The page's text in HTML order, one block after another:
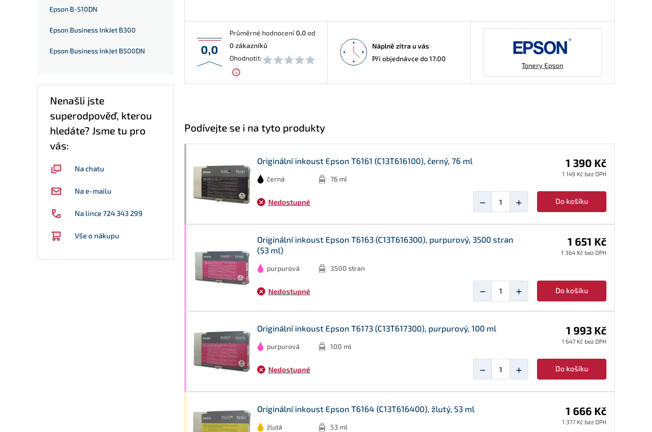
Epson B-510DN
Epson Business InkJet B300
Epson Business InkJet B500DN
Nenašli jste
superodpověď, kterou
hledáte? Jsme tu pro
vás:
Na chatu
Na e-mailu
Na lince 724 343 299
Vše o nákupu
0,0
Průměrné hodnocení0,0 od
0 zákazníků
Ohodnotit:
Náplně zítra u vás
Při objednávce do 17:00
Tonery Epson
Podívejte se i na tyto produkty
Originální inkoust Epson T6161 (C13T616100), černý, 76 ml
černá 76 ml
1 390 Kč
1 149 Kč bez DPH
Nedostupné − + Do košíku
Originální inkoust Epson T6163 (C13T616300), purpurový, 3500 stran
(53 ml)
purpurová 3500 stran
1 651 Kč
1 364 Kč bez DPH
Nedostupné − + Do košíku
Originální inkoust Epson T6173 (C13T617300), purpurový, 100 ml
purpurová 100 ml
1 993 Kč
1 647 Kč bez DPH
Nedostupné − + Do košíku
Originální inkoust Epson T6164 (C13T616400), žlutý, 53 ml
žlutá 53 ml
1 666 Kč
1 377 Kč bez DPH